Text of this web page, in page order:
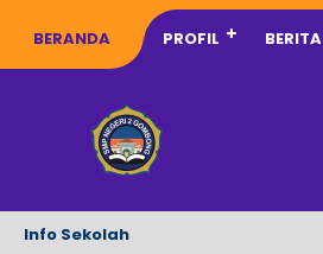
BERANDA PROFIL BERITA
Info Sekolah